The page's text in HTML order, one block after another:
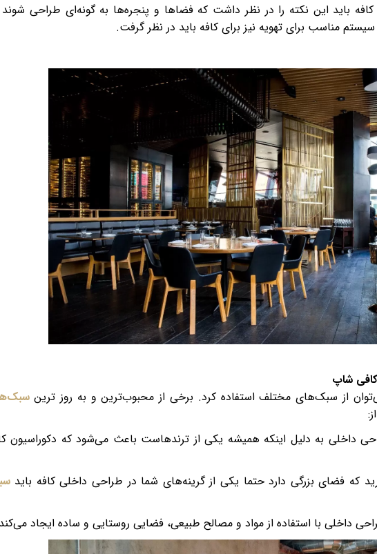
باید این نکته را در نظر داشت که فضاها و پنجره‌ها به گونه‌ای طراحی
مناسب برای تهویه نیز برای کافه باید در نظر گرفت.
شاپ
از سبک‌های مختلف استفاده کرد. برخی از محبوب‌ترین و به روز ترین
داخلی به دلیل اینکه همیشه یکی از ترندهاست باعث می‌شود که دکوراسیون
که فضای بزرگی دارد حتما یکی از گرینه‌های شما در طراحی داخلی کافه باید
داخلی با استفاده از مواد و مصالح طبیعی، فضایی روستایی و ساده ایجاد